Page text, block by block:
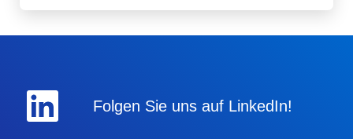
Folgen Sie uns auf LinkedIn!